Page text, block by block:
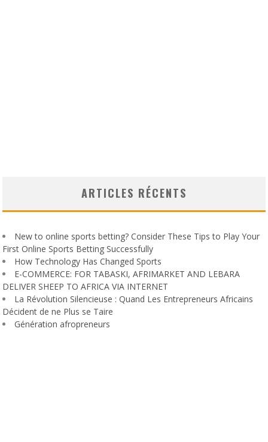
ARTICLES RÉCENTS
New to online sports betting? Consider These Tips to Play Your
First Online Sports Betting Successfully
How Technology Has Changed Sports
E-COMMERCE: FOR TABASKI, AFRIMARKET AND LEBARA
DELIVER SHEEP TO AFRICA VIA INTERNET
La Révolution Silencieuse : Quand Les Entrepreneurs Africains
Décident de ne Plus se Taire
Génération afropreneurs